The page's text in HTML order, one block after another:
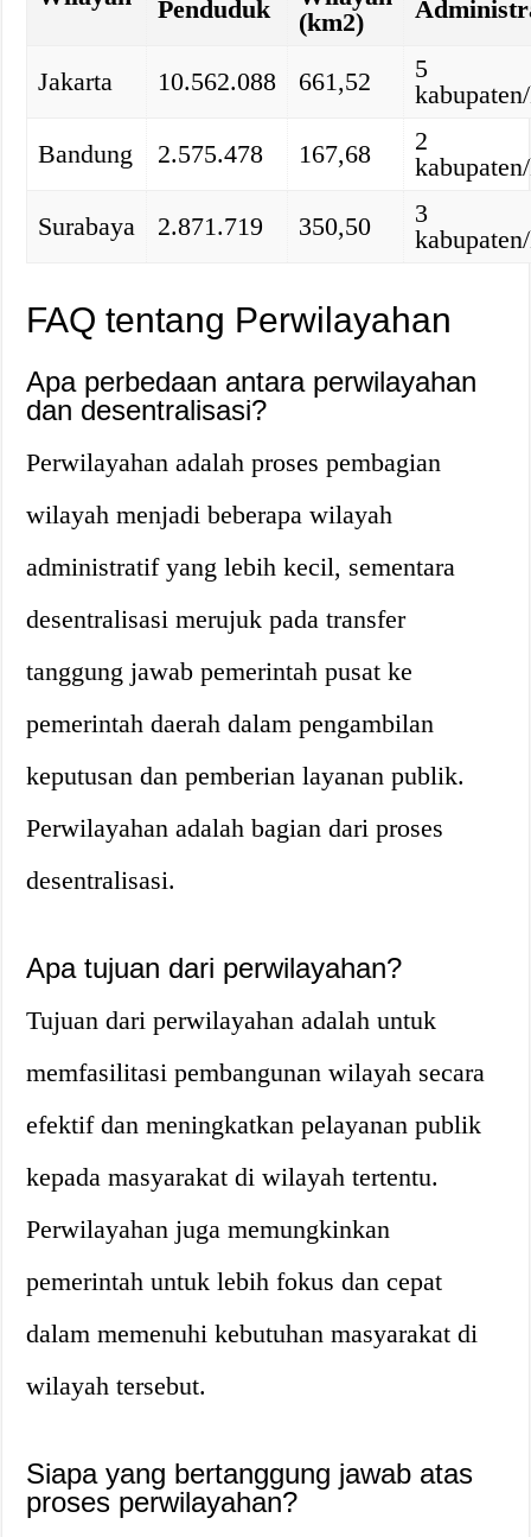
Penduduk
(km2)
Jakarta 10.562.088 661,52
5
Bandung
2.575.478 167,68
2
Surabaya
2.871.719 350,50
3
FAQ tentang Perwilayahan
Apa perbedaan antara perwilayahan
dan desentralisasi?
Perwilayahan adalah proses pembagian
wilayah menjadi beberapa wilayah
administratif yang lebih kecil, sementara
desentralisasi merujuk pada transfer
tanggung jawab pemerintah pusat ke
pemerintah daerah dalam pengambilan
keputusan dan pemberian layanan publik.
Perwilayahan adalah bagian dari proses
desentralisasi.
Apa tujuan dari perwilayahan?
Tujuan dari perwilayahan adalah untuk
memfasilitasi pembangunan wilayah secara
efektif dan meningkatkan pelayanan publik
kepada masyarakat di wilayah tertentu.
Perwilayahan juga memungkinkan
pemerintah untuk lebih fokus dan cepat
dalam memenuhi kebutuhan masyarakat di
wilayah tersebut.
Siapa yang bertanggung jawab atas
proses perwilayahan?